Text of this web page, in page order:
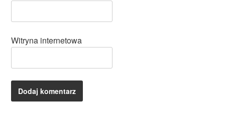
Witryna internetowa